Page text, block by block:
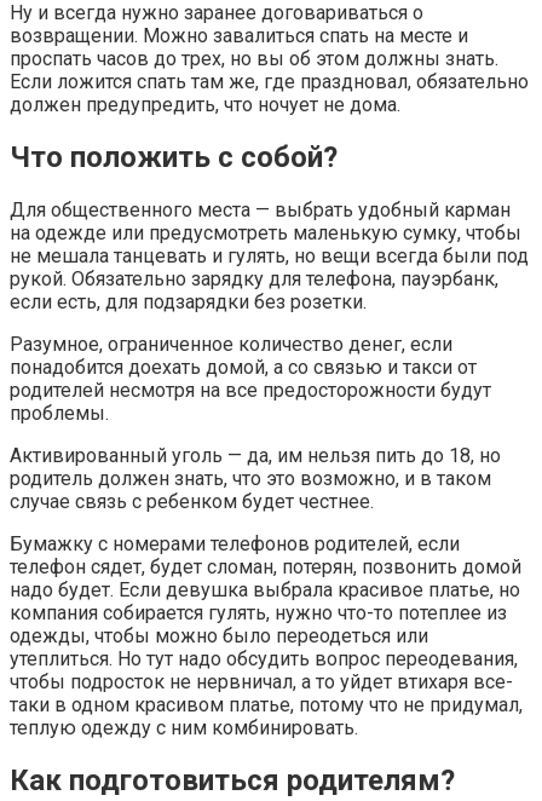
Ну и всегда нужно заранее договариваться о
возвращении. Можно завалиться спать на месте и
проспать часов до трех, но вы об этом должны знать.
Если ложится спать там же, где праздновал, обязательно
должен предупредить, что ночует не дома.
Что положить с собой?
Для общественного места — выбрать удобный карман
на одежде или предусмотреть маленькую сумку, чтобы
не мешала танцевать и гулять, но вещи всегда были под
рукой. Обязательно зарядку для телефона, пауэрбанк,
если есть, для подзарядки без розетки.
Разумное, ограниченное количество денег, если
понадобится доехать домой, а со связью и такси от
родителей несмотря на все предосторожности будут
проблемы.
Активированный уголь — да, им нельзя пить до 18, но
родитель должен знать, что это возможно, и в таком
случае связь с ребенком будет честнее.
Бумажку с номерами телефонов родителей, если
телефон сядет, будет сломан, потерян, позвонить домой
надо будет. Если девушка выбрала красивое платье, но
компания собирается гулять, нужно что-то потеплее из
одежды, чтобы можно было переодеться или
утеплиться. Но тут надо обсудить вопрос переодевания,
чтобы подросток не нервничал, а то уйдет втихаря все-
таки в одном красивом платье, потому что не придумал,
теплую одежду с ним комбинировать.
Как подготовиться родителям?